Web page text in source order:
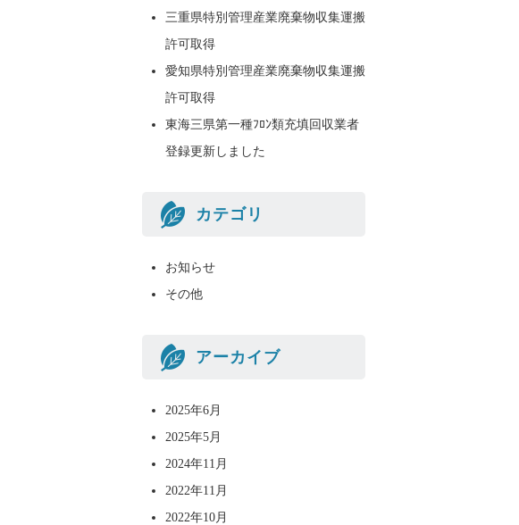
三重県特別管理産業廃棄物収集運搬
許可取得
愛知県特別管理産業廃棄物収集運搬
許可取得
東海三県第一種ﾌﾛﾝ類充填回収業者
登録更新しました
カテゴリ
お知らせ
その他
アーカイブ
2025年6月
2025年5月
2024年11月
2022年11月
2022年10月